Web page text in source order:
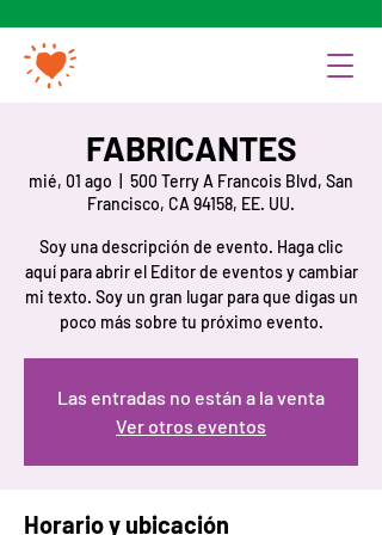
FABRICANTES
mié, 01 ago
500 Terry A Francois Blvd, San
Francisco, CA 94158, EE. UU.
Soy una descripción de evento. Haga clic
aquí para abrir el Editor de eventos y cambiar
mi texto. Soy un gran lugar para que digas un
Las entradas no están a la venta
Ver otros eventos
Horario y ubicación